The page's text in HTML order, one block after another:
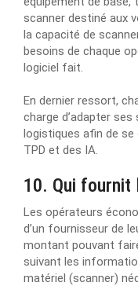
scanner destiné aux
la capacité de
besoins de chaque
logiciel fait.
En dernier ressort,
charge d’adapter
logistiques afin de
TPD et des IA.
10. Qui fournit
Les opérateurs
d’un fournisseur de
montant pouvant
suivant les
matériel (scanner)